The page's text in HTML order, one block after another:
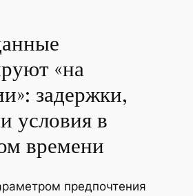
«на
задержки,
условия в
времени
предпочтения